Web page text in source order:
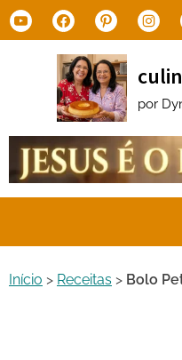
Skip
to
YoutubeFacebookPinterest
por
Início > Receitas > Bolo